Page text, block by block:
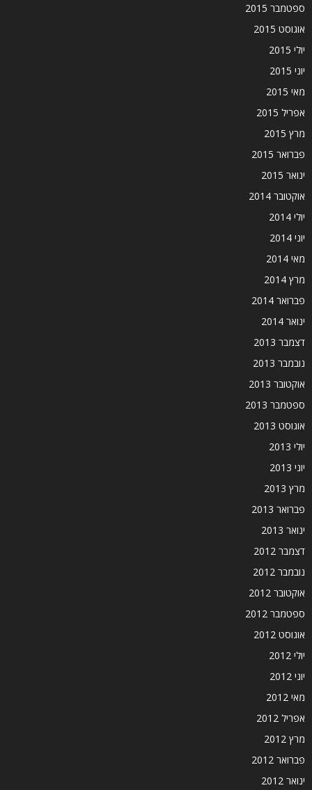
ספטמבר 2015
אוגוסט 2015
יולי 2015
יוני 2015
מאי 2015
אפריל 2015
מרץ 2015
פברואר 2015
ינואר 2015
אוקטובר 2014
יולי 2014
יוני 2014
מאי 2014
מרץ 2014
פברואר 2014
ינואר 2014
דצמבר 2013
נובמבר 2013
אוקטובר 2013
ספטמבר 2013
אוגוסט 2013
יולי 2013
יוני 2013
מרץ 2013
פברואר 2013
ינואר 2013
דצמבר 2012
נובמבר 2012
אוקטובר 2012
ספטמבר 2012
אוגוסט 2012
יולי 2012
יוני 2012
מאי 2012
אפריל 2012
מרץ 2012
פברואר 2012
ינואר 2012